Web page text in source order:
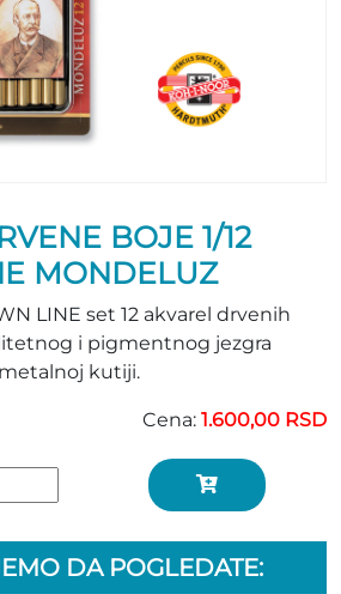
BOJE 1/12
MONDELUZ
LINE set 12 akvarel drvenih
i pigmentnog jezgra
kutiji.
Cena: 1.600,00 RSD
DA POGLEDATE: